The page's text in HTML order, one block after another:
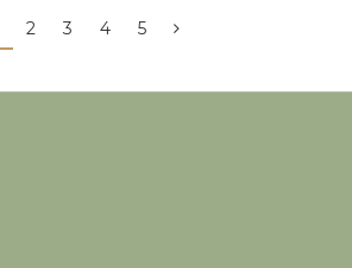
2 3 4 5